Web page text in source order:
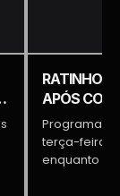
RATINHO É
APÓS
PIQUILO
Programa
terça-feira
enquanto a